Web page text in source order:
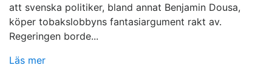
att svenska politiker, bland annat Benjamin Dousa,
köper tobakslobbyns fantasiargument rakt av.
Regeringen borde...
Läs mer